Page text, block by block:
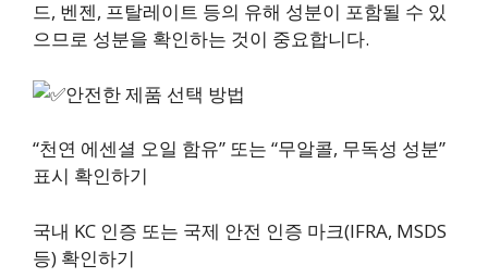
드, 벤젠, 프탈레이트 등의 유해 성분이 포함될 수 있
으므로 성분을 확인하는 것이 중요합니다.
안전한 제품 선택 방법
“천연 에센셜 오일 함유” 또는 “무알콜, 무독성 성분”
표시 확인하기
국내 KC 인증 또는 국제 안전 인증 마크(IFRA, MSDS
등) 확인하기